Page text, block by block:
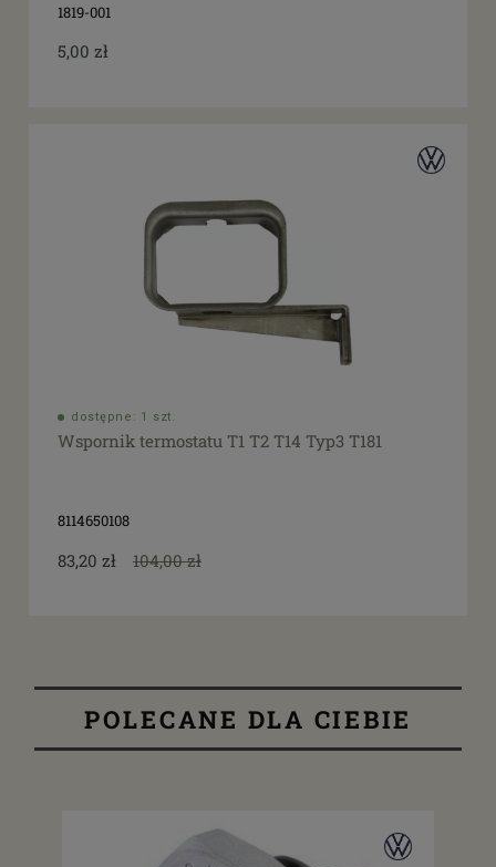
1819-001
5,00 zł
dostępne: 1 szt.
Wspornik termostatu T1 T2 T14 Typ3 T181
8114650108
83,20 zł 104,00 zł
POLECANE DLA CIEBIE